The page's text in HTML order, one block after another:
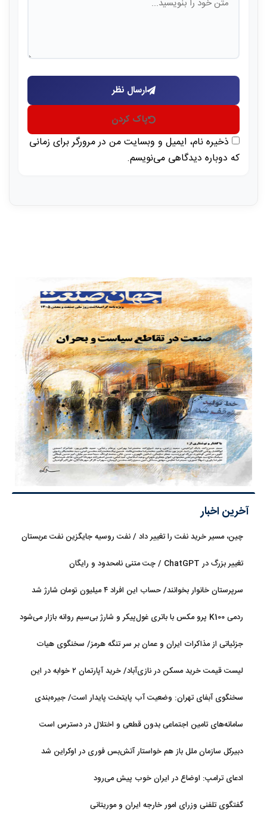
ارسال نظر
پاک کردن
ذخیره نام، ایمیل و وبسایت من در مرورگر برای زمانی
که دوباره دیدگاهی می‌نویسم.
آخرین اخبار
چین، مسیر خرید نفت را تغییر داد / نفت روسیه جایگزین نفت عربستان
تغییر بزرگ در ChatGPT / چت متنی نامحدود و رایگان
سرپرستان خانوار بخوانند/ حساب این افراد ۴ میلیون تومان شارژ شد
ردمی K100 پرو مکس با باتری غول‌پیکر و شارژ بی‌سیم روانه بازار می‌شود
جزئیاتی از مذاکرات ایران و عمان بر سر تنگه هرمز/ سخنگوی هیات
لیست قیمت خرید مسکن در نازی‌آباد/ خرید آپارتمان ۲ خوابه در این
سخنگوی آبفای تهران: وضعیت آب پایتخت پایدار است/ جیره‌بندی
سامانه‌های تامین اجتماعی بدون قطعی و اختلال در دسترس است
دبیرکل سازمان ملل باز هم خواستار آتش‌بس فوری در اوکراین شد
ادعای ترامپ: اوضاع در ایران خوب پیش می‌رود
گفتگوی تلفنی وزرای امور خارجه ایران و موریتانی